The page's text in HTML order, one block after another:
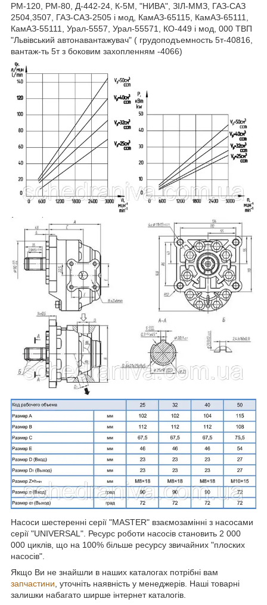
РМ-120, РМ-80, Д-442-24, К-5М, "НИВА", ЗІЛ-ММЗ, ГАЗ-САЗ
2504,3507, ГАЗ-САЗ-2505 і мод, КамАЗ-65115, КамАЗ-65111,
КамАЗ-55111, Урал-5557, Урал-55571, КО-449 і мод, 000 ТВП
"Львівський автонавантажувач" ( грудоподъемность 5т-40816,
вантаж-ть 5т з боковим захопленням -4066)
Насоси шестеренні серії "MASTER" взаємозамінні з насосами
серії "UNIVERSAL". Ресурс роботи насосів становить 2 000
000 циклів, що на 100% більше ресурсу звичайних "плоских
насосів".
Якщо Ви не знайшли в наших каталогах потрібні вам
запчастини , уточніть наявність у менеджерів. Наші товарні
залишки набагато ширше інтернет каталогів.